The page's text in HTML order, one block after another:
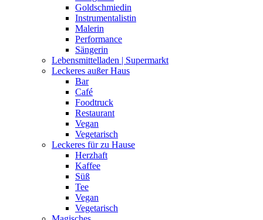
Goldschmiedin
Instrumentalistin
Malerin
Performance
Sängerin
Lebensmittelladen | Supermarkt
Leckeres außer Haus
Bar
Café
Foodtruck
Restaurant
Vegan
Vegetarisch
Leckeres für zu Hause
Herzhaft
Kaffee
Süß
Tee
Vegan
Vegetarisch